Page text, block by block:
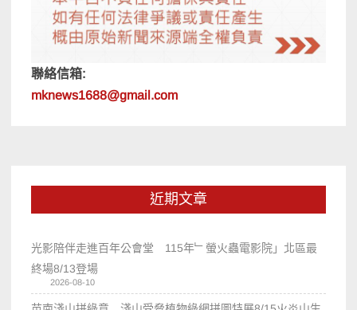
聯絡信箱:
mknews1688@gmail.com
近期文章
光影陪伴走進百年公會堂 115年﹂螢火蟲電影院」北區最
終場8/13登場
2026-08-10